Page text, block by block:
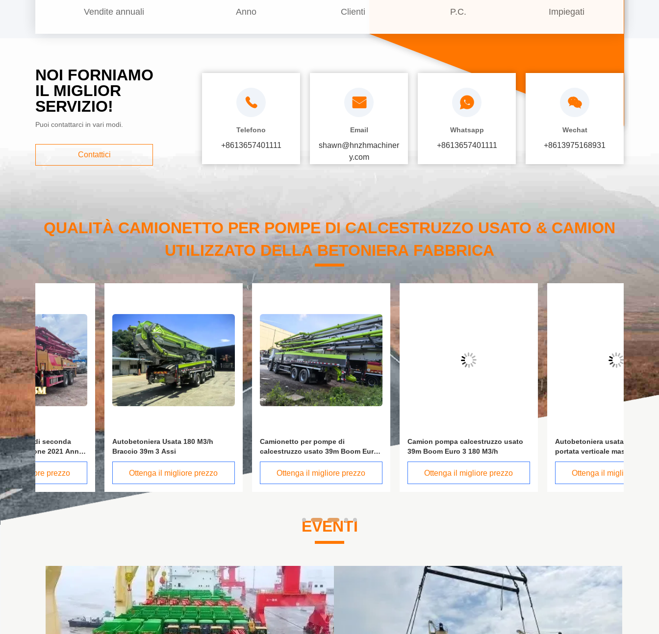
Vendite annuali Anno Clienti P.C. Impiegati
NOI FORNIAMO
IL MIGLIOR
SERVIZIO!
Puoi contattarci in vari modi.
Contattici
Telefono
+8613657401111
Email
shawn@hnzhmachiner
y.com
Whatsapp
+8613657401111
Wechat
+8613975168931
QUALITÀ CAMIONETTO PER POMPE DI CALCESTRUZZO USATO & CAMION
UTILIZZATO DELLA BETONIERA FABBRICA
Autobetoniera Usata 180 M3/h
Braccio 39m 3 Assi
Ottenga il migliore prezzo
Camionetto per pompe di
calcestruzzo usato 39m Boom Euro
3 324KW
Ottenga il migliore prezzo
Camion pompa calcestruzzo usato
39m Boom Euro 3 180 M3/h
Ottenga il migliore prezzo
Autobetoniera usata, 36,2 m di
portata verticale massima, 180 m³/h
di produzione
Ottenga il migliore prezzo
EVENTI